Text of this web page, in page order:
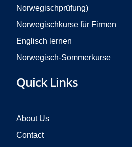
Norwegischprüfung)
Norwegischkurse für Firmen
Englisch lernen
Norwegisch-Sommerkurse
Quick Links
About Us
Contact